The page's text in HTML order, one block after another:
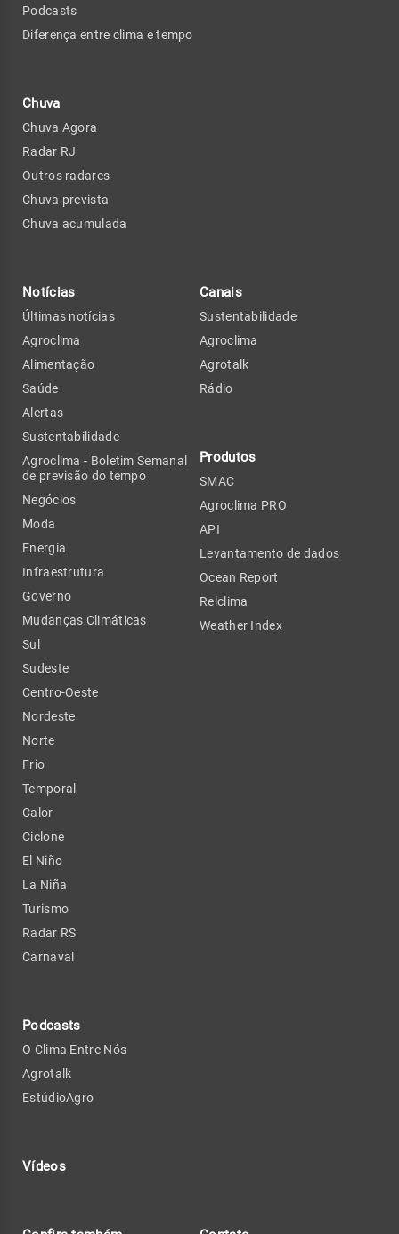
Podcasts
Diferença entre clima e tempo
Chuva
Chuva Agora
Radar RJ
Outros radares
Chuva prevista
Chuva acumulada
Notícias
Últimas notícias
Agroclima
Alimentação
Saúde
Alertas
Sustentabilidade
Agroclima - Boletim Semanal
de previsão do tempo
Negócios
Moda
Energia
Infraestrutura
Governo
Mudanças Climáticas
Sul
Sudeste
Centro-Oeste
Nordeste
Norte
Frio
Temporal
Calor
Ciclone
El Niño
La Niña
Turismo
Radar RS
Carnaval
Podcasts
O Clima Entre Nós
Agrotalk
EstúdioAgro
Vídeos
Canais
Sustentabilidade
Agroclima
Agrotalk
Rádio
Produtos
SMAC
Agroclima PRO
API
Levantamento de dados
Ocean Report
Relclima
Weather Index